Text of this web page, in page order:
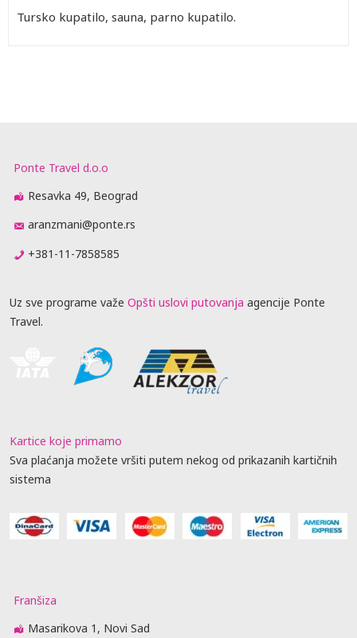
Tursko kupatilo, sauna, parno kupatilo.
Ponte Travel d.o.o
Resavka 49, Beograd
aranzmani@ponte.rs
+381-11-7858585
Uz sve programe važe Opšti uslovi putovanja agencije Ponte
Travel.
Kartice koje primamo
Sva plaćanja možete vršiti putem nekog od prikazanih kartičnih
sistema
Franšiza
Masarikova 1, Novi Sad